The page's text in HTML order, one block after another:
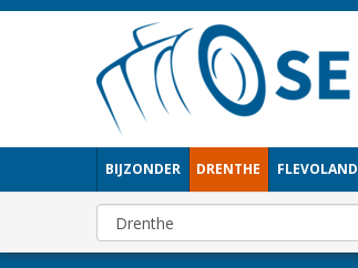
BIJZONDER DRENTHE FLEVOLAND